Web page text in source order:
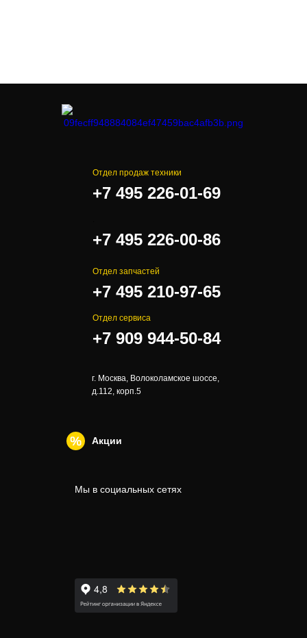
Отдел продаж техники
+7 495 226-01-69
+7 495 226-00-86
Отдел запчастей
+7 495 210-97-65
Отдел сервиса
+7 909 944-50-84
г. Москва, Волоколамское шоссе,
д.112, корп.5
Акции
Мы в социальных сетях